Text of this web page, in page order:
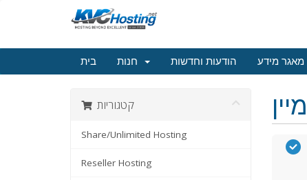
בית הודעות וחדשות מאגר מידע
קטגוריות
Share/Unlimited Hosting
Reseller Hosting